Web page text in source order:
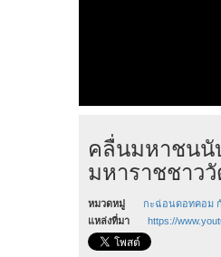
คลื่นมหาชนนั
มหาราชชาว
หมวดหมู่
กะฉ่อนดอทคอม
แหล่งที่มา
https://